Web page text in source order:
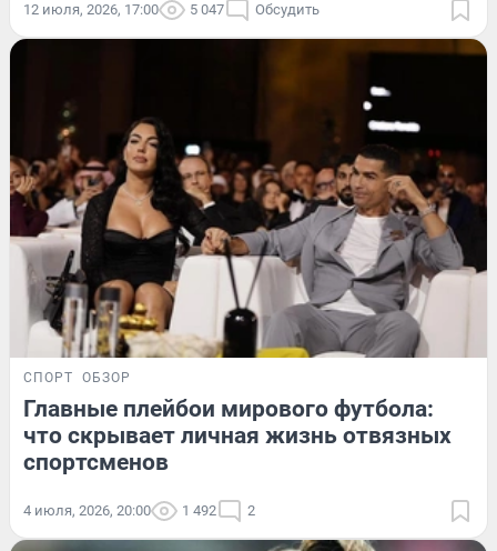
12 июля, 2026, 17:00 5 047 Обсудить
СПОРТ ОБЗОР
Главные плейбои мирового футбола:
что скрывает личная жизнь отвязных
спортсменов
4 июля, 2026, 20:00 1 492 2